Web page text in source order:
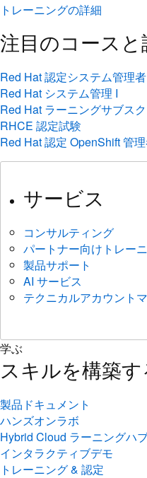
トレーニングの詳細
注目のコースと
Red Hat 認定システム管理
Red Hat システム管理 I
Red Hat ラーニングサブス
RHCE 認定試験
Red Hat 認定 OpenShift 管
サービス
コンサルティング
パートナー向けトレー
製品サポート
AI サービス
テクニカルアカウント
学ぶ
スキルを構築す
製品ドキュメント
ハンズオンラボ
Hybrid Cloud ラーニングハ
インタラクティブデモ
トレーニング & 認定